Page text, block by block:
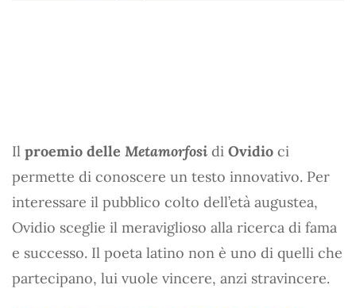
Il proemio delle Metamorfosi di Ovidio ci
permette di conoscere un testo innovativo. Per
interessare il pubblico colto dell’età augustea,
Ovidio sceglie il meraviglioso alla ricerca di fama
e successo. Il poeta latino non è uno di quelli che
partecipano, lui vuole vincere, anzi stravincere.